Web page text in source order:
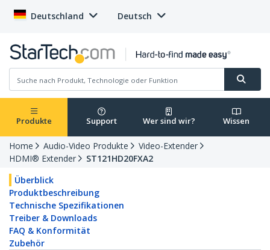
Deutschland Deutsch
Produkte Support Wer sind wir? Wissen
Home Audio-Video Produkte
Video-Extender
HDMI® Extender
ST121HD20FXA2
Überblick
Produktbeschreibung
Technische Spezifikationen
Treiber & Downloads
FAQ & Konformität
Zubehör